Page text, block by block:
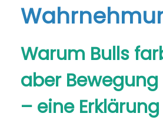
Warum Bulls
aber Bewegung
– eine